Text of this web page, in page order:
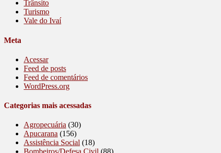
Trânsito
Turismo
Vale do Ivaí
Meta
Acessar
Feed de posts
Feed de comentários
WordPress.org
Categorias mais acessadas
Agropecuária (30)
Apucarana (156)
Assistência Social (18)